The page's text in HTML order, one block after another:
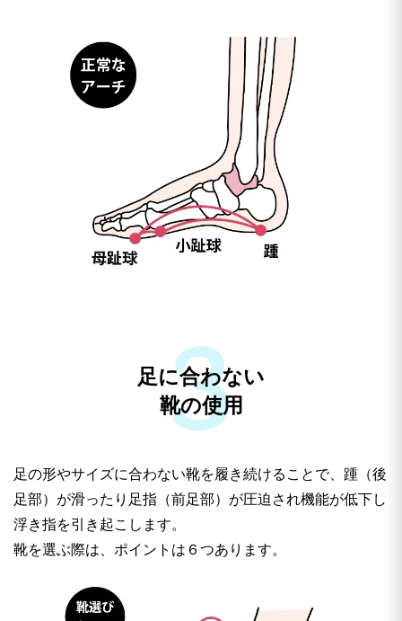
足に合わない
靴の使用
足の形やサイズに合わない靴を履き続けることで、踵（後
足部）が滑ったり足指（前足部）が圧迫され機能が低下し
浮き指を引き起こします。
靴を選ぶ際は、ポイントは６つあります。